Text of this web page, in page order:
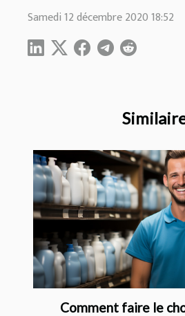
Comment faire le
Samedi 12 décembre 2020 18:52